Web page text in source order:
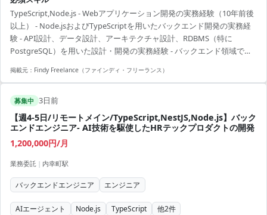
いる方は、直接ご連絡いただいた方がスムーズです ----------------------------
---- - 自社決済/EC基盤プロダクトにおける、API・データベース・認
証・外部サービス連携などプロダクト基盤横断での改善 - Nod...
TypeScript,Node.js - Webアプリケーション開発の実務経験（10年前後
以上） - Node.jsおよびTypeScriptを用いたバックエンド開発の実務経
験 - API設計、データ設計、アーキテクチャ設計、RDBMS（特に
PostgreSQL）を用いた設計・開発の実務経験 - バックエンド領域での
ロジェクトまたは同一企業にて1年以上継続して参画した複数の実績
掲載元： Findy Freelance（ファインディ・フリーランス）
募集中 3日前
【週4-5日/リモートメイン/TypeScript,NestJS,Node.js】バック
エンドエンジニア- AI技術を駆使したHRテックプロダクトの開発
1,200,000円/月
業務委託 | 内幸町駅
バックエンドエンジニア エンジニア
AIエージェント Node.js TypeScript 他2件